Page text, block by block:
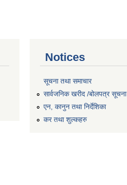
Notices
सूचना तथा समाचार
सार्वजनिक खरीद /बोलपत्र सूचना
एन, कानुन तथा निर्देशिका
कर तथा शुल्कहरु